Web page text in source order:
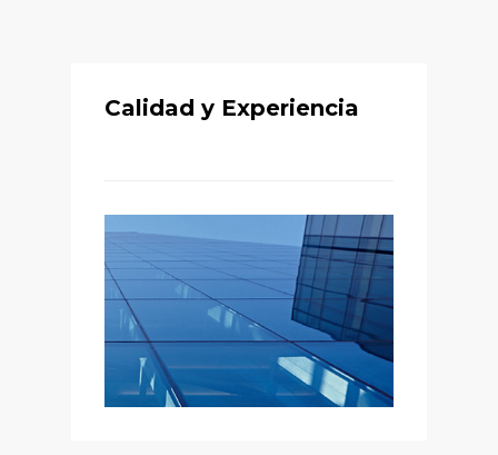
Calidad y Experiencia